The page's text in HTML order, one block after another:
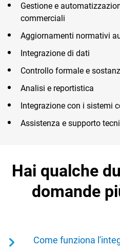
Gestione e
commerciali
Aggiornamenti normativi
Integrazione di dati
Controllo formale e
Analisi e reportistica
Integrazione con i sistemi
Assistenza e supporto
Hai qualche
domande
Come funziona